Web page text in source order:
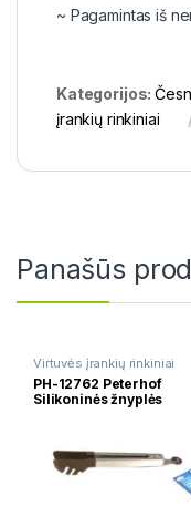
~ Pagamintas iš
Kategorijos:
įrankių rinkiniai
Panašūs
Virtuvės įrankių rinkiniai
PH-12762 Peterhof
Silikoninės žnyplės